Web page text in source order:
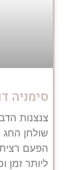
סימניה
צנצנות
שולחן
הפעם
ליותר זמן